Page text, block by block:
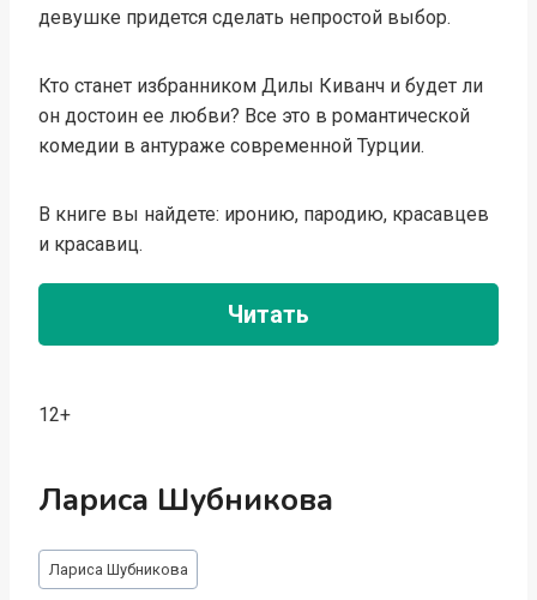
девушке придется сделать непростой выбор.
Кто станет избранником Дилы Киванч и будет ли
он достоин ее любви? Все это в романтической
комедии в антураже современной Турции.
В книге вы найдете: иронию, пародию, красавцев
и красавиц.
Читать
12+
Лариса Шубникова
Метки
записи:
Лариса Шубникова